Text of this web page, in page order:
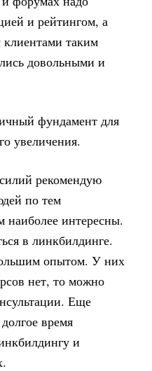
и рейтингом, а
клиентами таким
довольными и
фундамент для
увеличения.
рекомендую
по тем
наиболее интересны.
в линкбилдинге.
опытом. У них
нет, то можно
Еще
время
и